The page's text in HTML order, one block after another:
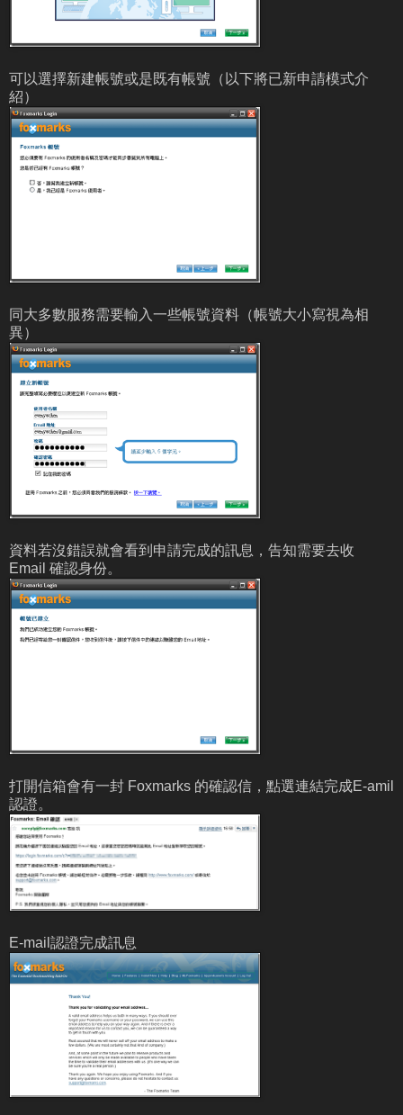
可以選擇新建帳號或是既有帳號（以下將已新申請模式介
紹）
同大多數服務需要輸入一些帳號資料（帳號大小寫視為相
異）
資料若沒錯誤就會看到申請完成的訊息，告知需要去收
Email 確認身份。
打開信箱會有一封 Foxmarks 的確認信，點選連結完成E-amil
認證。
E-mail認證完成訊息